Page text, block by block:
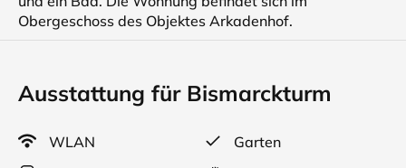
Obergeschoss des Objektes Arkadenhof.
Ausstattung für Bismarckturm
WLAN
Garten